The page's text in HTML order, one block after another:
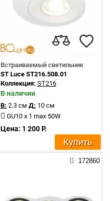
Встраиваемый светильник
ST Luce ST216.508.01
Коллекция: ST216
В наличии
В: 2.3 см Д: 10 см
GU10 x 1 max 50W
Цена: 1 200 Р.
Купить
172860